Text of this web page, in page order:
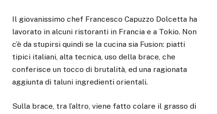
Il giovanissimo chef Francesco Capuzzo Dolcetta ha
lavorato in alcuni ristoranti in Francia e a Tokio. Non
c’è da stupirsi quindi se la cucina sia Fusion: piatti
tipici italiani, alta tecnica, uso della brace, che
conferisce un tocco di brutalità, ed una ragionata
aggiunta di taluni ingredienti orientali.
Sulla brace, tra l’altro, viene fatto colare il grasso di